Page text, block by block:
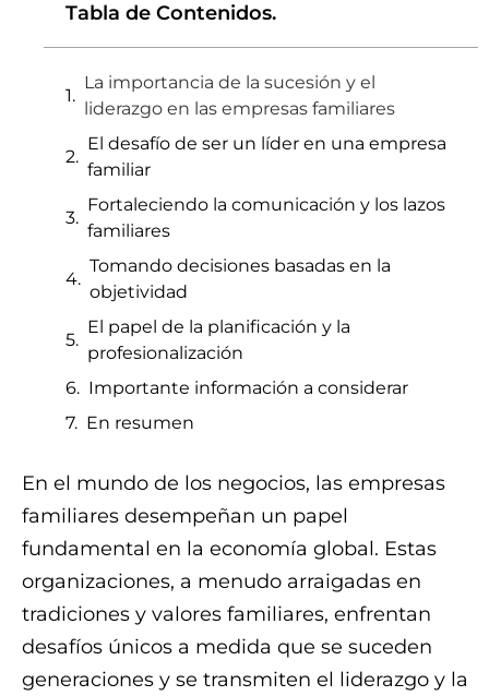
Tabla de Contenidos.
La importancia de la sucesión y el
liderazgo en las empresas familiares
El desafío de ser un líder en una empresa
familiar
Fortaleciendo la comunicación y los lazos
familiares
Tomando decisiones basadas en la
objetividad
El papel de la planificación y la
profesionalización
Importante información a considerar
En resumen
En el mundo de los negocios, las empresas
familiares desempeñan un papel
fundamental en la economía global. Estas
organizaciones, a menudo arraigadas en
tradiciones y valores familiares, enfrentan
desafíos únicos a medida que se suceden
generaciones y se transmiten el liderazgo y la